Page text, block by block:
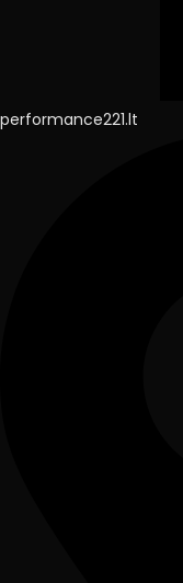
performance221.lt